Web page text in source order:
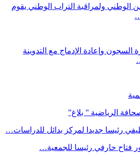
الوطني ولمراقبة التراب الوطني يقوم
السجون وإعادة الإدماج مع التدوينة
الرياضية ” بلاغ”
رئيسا جديدا لمركز بدائل للدراسات…
فتاح حارفي رئيسا للجمعية…